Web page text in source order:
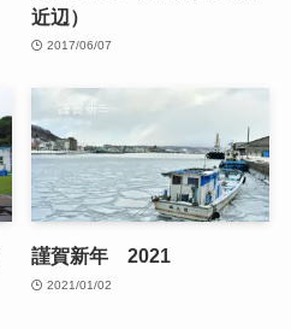
近辺）
2017/06/07
謹賀新年 2021
2021/01/02